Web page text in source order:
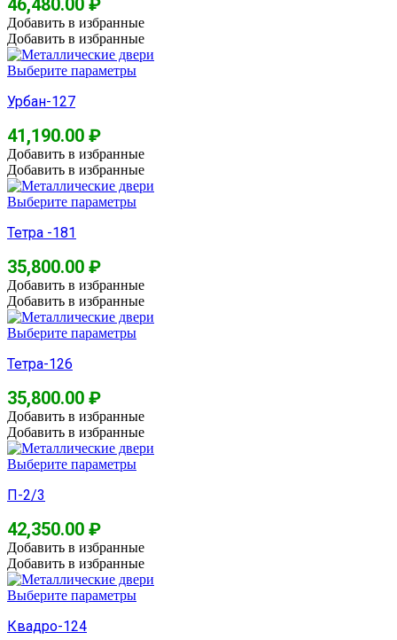
46,480.00 ₽
Добавить в избранные
Добавить в избранные
Выберите параметры
Урбан-127
41,190.00 ₽
Добавить в избранные
Добавить в избранные
Выберите параметры
Тетра -181
35,800.00 ₽
Добавить в избранные
Добавить в избранные
Выберите параметры
Тетра-126
35,800.00 ₽
Добавить в избранные
Добавить в избранные
Выберите параметры
П-2/3
42,350.00 ₽
Добавить в избранные
Добавить в избранные
Выберите параметры
Квадро-124